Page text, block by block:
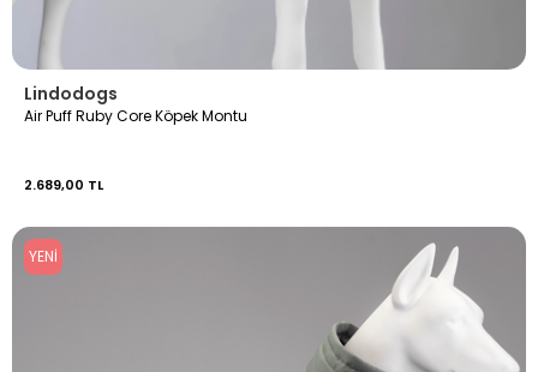
Lindodogs
Air Puff Ruby Core Köpek Montu
2.689,00 TL
YENI